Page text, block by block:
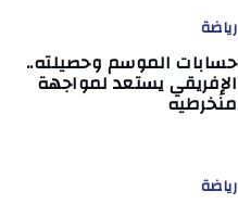
رياضة
حسابات الموسم وحصيلته..
الإفريقي يستعد لمواجهة
منخرطيه
رياضة